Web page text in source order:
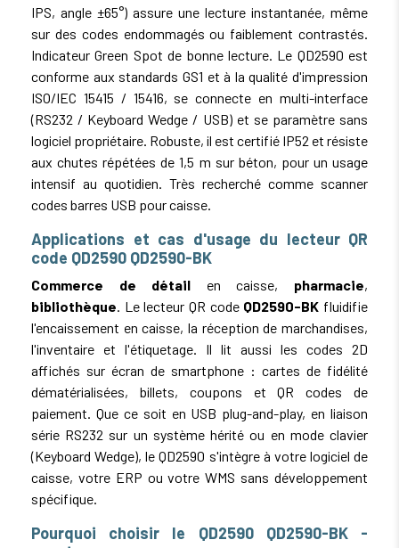
IPS, angle ±65°) assure une lecture instantanée, même
sur des codes endommagés ou faiblement contrastés.
Indicateur Green Spot de bonne lecture. Le QD2590 est
conforme aux standards GS1 et à la qualité d'impression
ISO/IEC 15415 / 15416, se connecte en multi-interface
(RS232 / Keyboard Wedge / USB) et se paramètre sans
logiciel propriétaire. Robuste, il est certifié IP52 et résiste
aux chutes répétées de 1,5 m sur béton, pour un usage
intensif au quotidien. Très recherché comme scanner
codes barres USB pour caisse.
Applications et cas d'usage du lecteur QR
code QD2590 QD2590-BK
Commerce de détail en caisse, pharmacie,
bibliothèque . Le lecteur QR code QD2590-BK fluidifie
l'encaissement en caisse, la réception de marchandises,
l'inventaire et l'étiquetage. Il lit aussi les codes 2D
affichés sur écran de smartphone : cartes de fidélité
dématérialisées, billets, coupons et QR codes de
paiement. Que ce soit en USB plug-and-play, en liaison
série RS232 sur un système hérité ou en mode clavier
(Keyboard Wedge), le QD2590 s'intègre à votre logiciel de
caisse, votre ERP ou votre WMS sans développement
spécifique.
Pourquoi choisir le QD2590 QD2590-BK -